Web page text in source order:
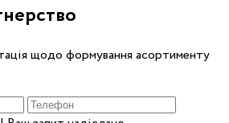
щодо формування асортименту